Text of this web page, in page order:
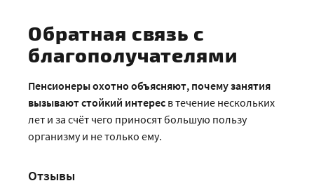
Обратная связь с
благополучателями
Пенсионеры охотно объясняют, почему занятия
вызывают стойкий интерес в течение нескольких
лет и за счёт чего приносят большую пользу
организму и не только ему.
Отзывы